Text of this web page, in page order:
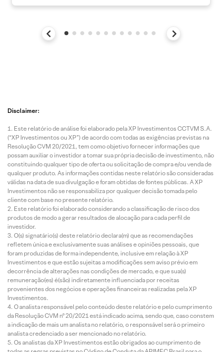
Disclaimer:
Este relatório de análise foi elaborado pela XP Investimentos CCTVM S.A.
(“XP Investimentos ou XP”) de acordo com todas as exigências previstas na
Resolução CVM 20/2021, tem como objetivo fornecer informações que
possam auxiliar o investidor a tomar sua própria decisão de investimento, não
constituindo qualquer tipo de oferta ou solicitação de compra e/ou venda de
qualquer produto. As informações contidas neste relatório são consideradas
válidas na data de sua divulgação e foram obtidas de fontes públicas. A XP
Investimentos não se responsabiliza por qualquer decisão tomada pelo
cliente com base no presente relatório.
Este relatório foi elaborado considerando a classificação de risco dos
produtos de modo a gerar resultados de alocação para cada perfil de
investidor.
O(s) signatário(s) deste relatório declara(m) que as recomendações
refletem única e exclusivamente suas análises e opiniões pessoais, que
foram produzidas de forma independente, inclusive em relação à XP
Investimentos e que estão sujeitas a modificações sem aviso prévio em
decorrência de alterações nas condições de mercado, e que sua(s)
remuneração(es) é(são) indiretamente influenciada por receitas
provenientes dos negócios e operações financeiras realizadas pela XP
Investimentos.
O analista responsável pelo conteúdo deste relatório e pelo cumprimento
da Resolução CVM nº 20/2021 está indicado acima, sendo que, caso constem
a indicação de mais um analista no relatório, o responsável será o primeiro
analista credenciado a ser mencionado no relatório.
Os analistas da XP Investimentos estão obrigados ao cumprimento de